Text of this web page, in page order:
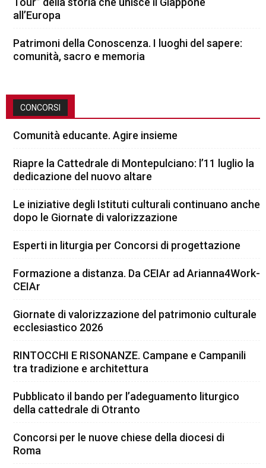
all’Europa
Patrimoni della Conoscenza. I luoghi del sapere:
comunità, sacro e memoria
CONCORSI
Comunità educante. Agire insieme
Riapre la Cattedrale di Montepulciano: l’11 luglio la
dedicazione del nuovo altare
Le iniziative degli Istituti culturali continuano anche
dopo le Giornate di valorizzazione
Esperti in liturgia per Concorsi di progettazione
Formazione a distanza. Da CEIAr ad Arianna4Work-
CEIAr
Giornate di valorizzazione del patrimonio culturale
ecclesiastico 2026
RINTOCCHI E RISONANZE. Campane e Campanili
tra tradizione e architettura
Pubblicato il bando per l’adeguamento liturgico
della cattedrale di Otranto
Concorsi per le nuove chiese della diocesi di
Roma